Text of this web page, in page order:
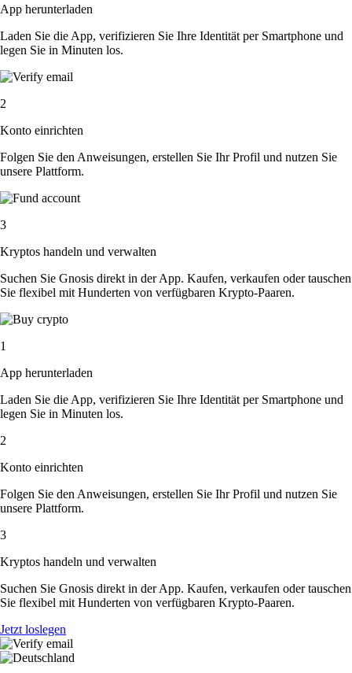
App herunterladen
Laden Sie die App, verifizieren Sie Ihre Identität per Smartphone und
legen Sie in Minuten los.
2
Konto einrichten
Folgen Sie den Anweisungen, erstellen Sie Ihr Profil und nutzen Sie
unsere Plattform.
3
Kryptos handeln und verwalten
Suchen Sie Gnosis direkt in der App. Kaufen, verkaufen oder tauschen
Sie flexibel mit Hunderten von verfügbaren Krypto-Paaren.
1
App herunterladen
Laden Sie die App, verifizieren Sie Ihre Identität per Smartphone und
legen Sie in Minuten los.
2
Konto einrichten
Folgen Sie den Anweisungen, erstellen Sie Ihr Profil und nutzen Sie
unsere Plattform.
3
Kryptos handeln und verwalten
Suchen Sie Gnosis direkt in der App. Kaufen, verkaufen oder tauschen
Sie flexibel mit Hunderten von verfügbaren Krypto-Paaren.
Jetzt loslegen